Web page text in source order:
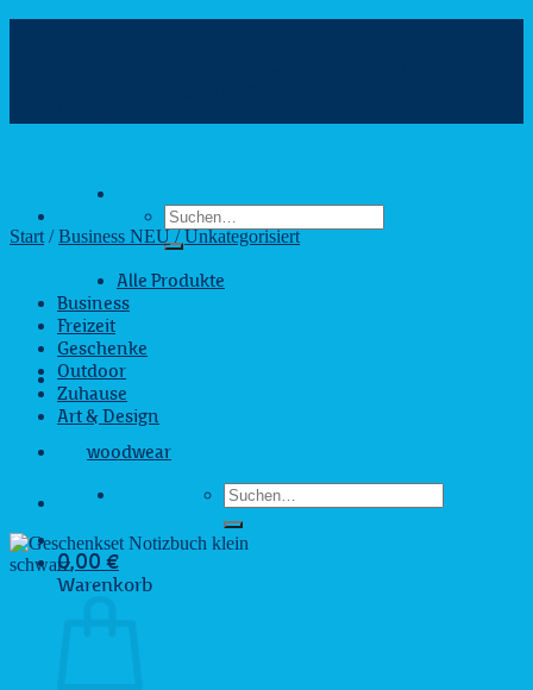
Suchen
nach:
Alle Produkte
Business
Freizeit
Geschenke
Outdoor
Zuhause
Art & Design
woodwear
Suchen
nach:
0,00 €
Warenkorb
Start / Business NEU / Unkategorisiert